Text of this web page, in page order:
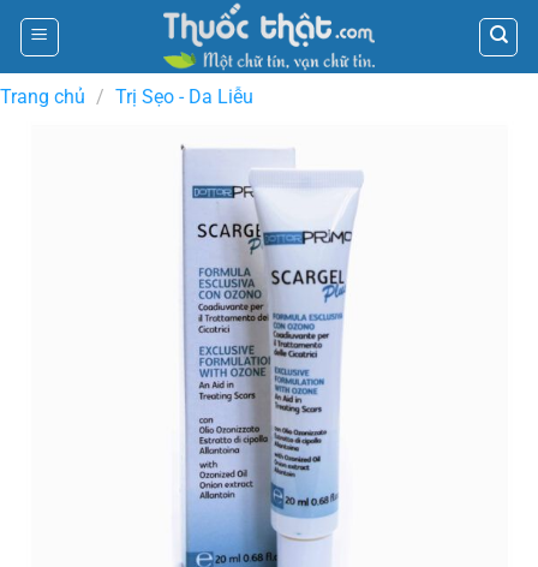
Skip
content
Trang chủ / Trị Sẹo - Da Liễu